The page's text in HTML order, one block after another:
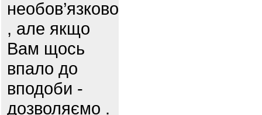
необов’язково
, але якщо
Вам щось
впало до
вподоби -
дозволяємо .